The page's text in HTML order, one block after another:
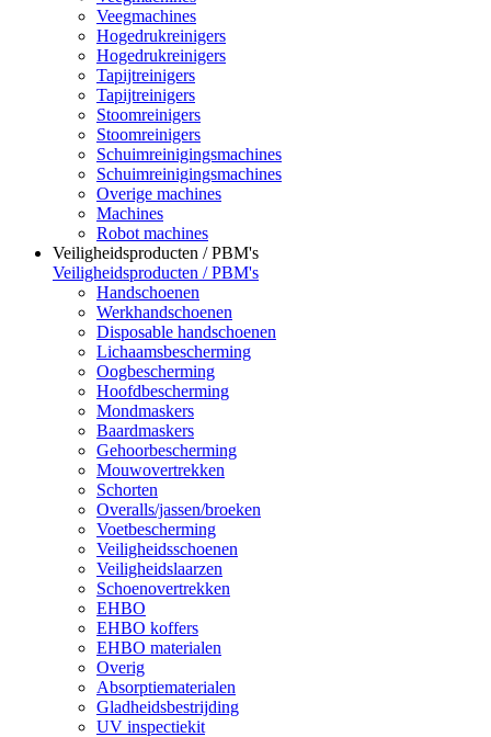
Veegmachines
Hogedrukreinigers
Hogedrukreinigers
Tapijtreinigers
Tapijtreinigers
Stoomreinigers
Stoomreinigers
Schuimreinigingsmachines
Schuimreinigingsmachines
Overige machines
Machines
Robot machines
Veiligheidsproducten / PBM's
Veiligheidsproducten / PBM's
Handschoenen
Werkhandschoenen
Disposable handschoenen
Lichaamsbescherming
Oogbescherming
Hoofdbescherming
Mondmaskers
Baardmaskers
Gehoorbescherming
Mouwovertrekken
Schorten
Overalls/jassen/broeken
Voetbescherming
Veiligheidsschoenen
Veiligheidslaarzen
Schoenovertrekken
EHBO
EHBO koffers
EHBO materialen
Overig
Absorptiematerialen
Gladheidsbestrijding
UV inspectiekit